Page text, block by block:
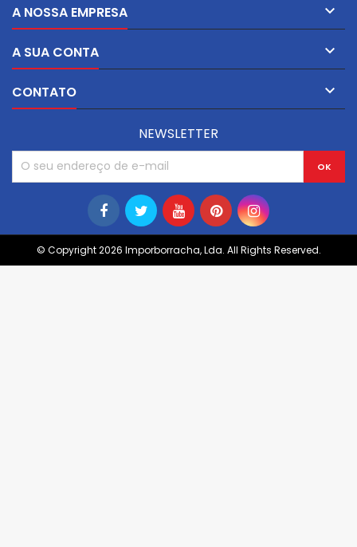
A NOSSA EMPRESA 
A SUA CONTA 
CONTATO 
NEWSLETTER
© Copyright 2026 Imporborracha, Lda. All Rights Reserved.